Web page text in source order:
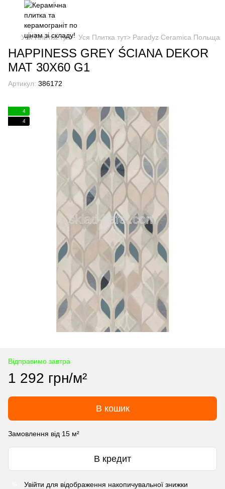
Уся Плитка тут> Уся Плитка тут> Paradyz Ceramica Польща
HAPPINESS GREY ŚCIANA DEKOR
MAT 30X60 G1
Артикул: 386172
4
4
Відправимо завтра
1 292 грн/м²
В кошик
Замовлення від 15 м²
В кредит
Увійти для відображення накопичувальної знижки